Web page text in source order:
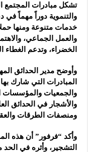
تشكل مبادرات المجتمع
والتنموية دوراً مهماً في
خدمات متنوعة ومنها
والعمل الجماعي،
الخضراء، وتدعم الغطاء
وأوضح مدير الحدائق
المبادرات التي شارك
والجمعيات والمؤسسات
والأشجار في الحدائق
ومنصفات الطرقات
وأكد “فرفور” أن هذه
التشجير، وأثره في